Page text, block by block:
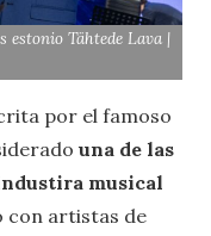
estonio Tähtede Lava |
por el famoso
una de las
musical
con artistas de